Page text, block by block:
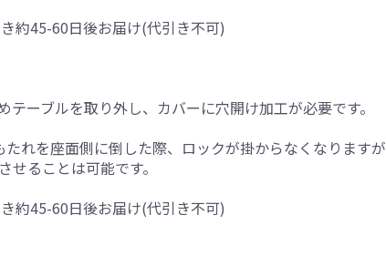
約45-60日後お届け(代引き不可)
ーブルを取り外し、カバーに穴開け加工が必要です。
れを座面側に倒した際、ロックが掛からなくなります
ることは可能です。
約45-60日後お届け(代引き不可)